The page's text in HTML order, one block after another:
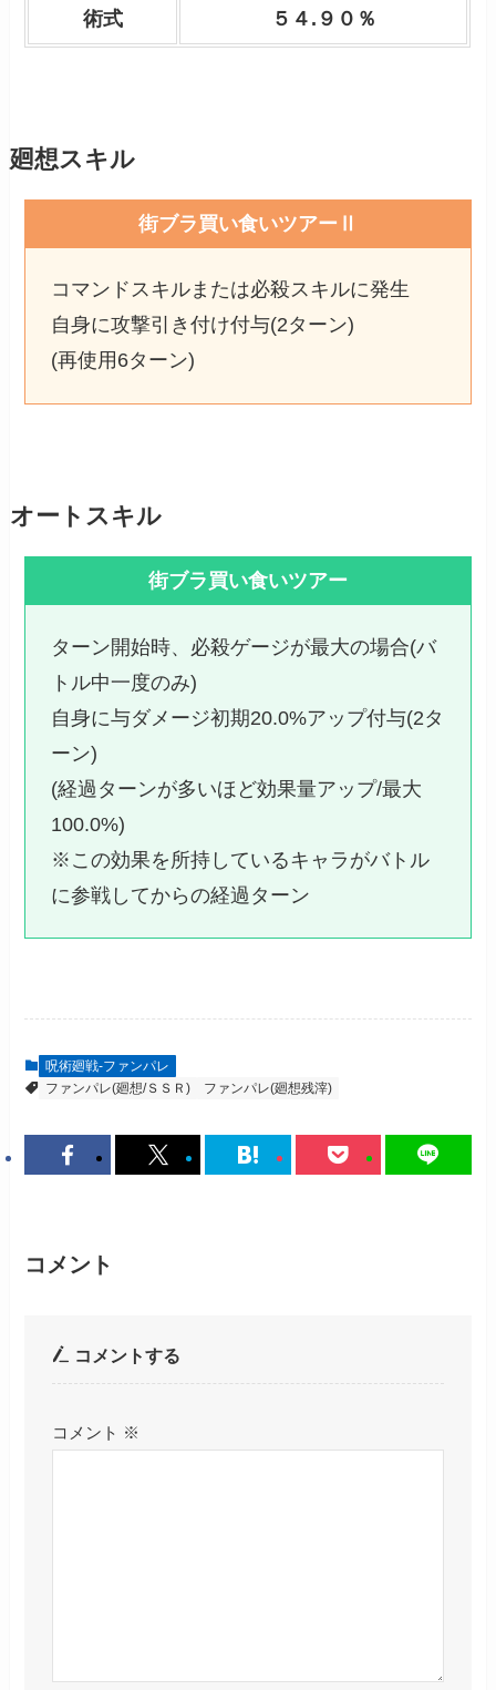
術式 ５４.９０％
廻想スキル
街ブラ買い食いツアーⅡ
コマンドスキルまたは必殺スキルに発生
自身に攻撃引き付け付与(2ターン)
(再使用6ターン)
オートスキル
街ブラ買い食いツアー
ターン開始時、必殺ゲージが最大の場合(バ
トル中一度のみ)
自身に与ダメージ初期20.0%アップ付与(2タ
ーン)
(経過ターンが多いほど効果量アップ/最大
100.0%)
※この効果を所持しているキャラがバトル
に参戦してからの経過ターン
呪術廻戦-ファンパレ
ファンパレ(廻想/ＳＳＲ)
ファンパレ(廻想残滓)
コメント
コメントする
コメント ※